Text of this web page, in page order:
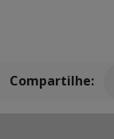
Compartilhe: